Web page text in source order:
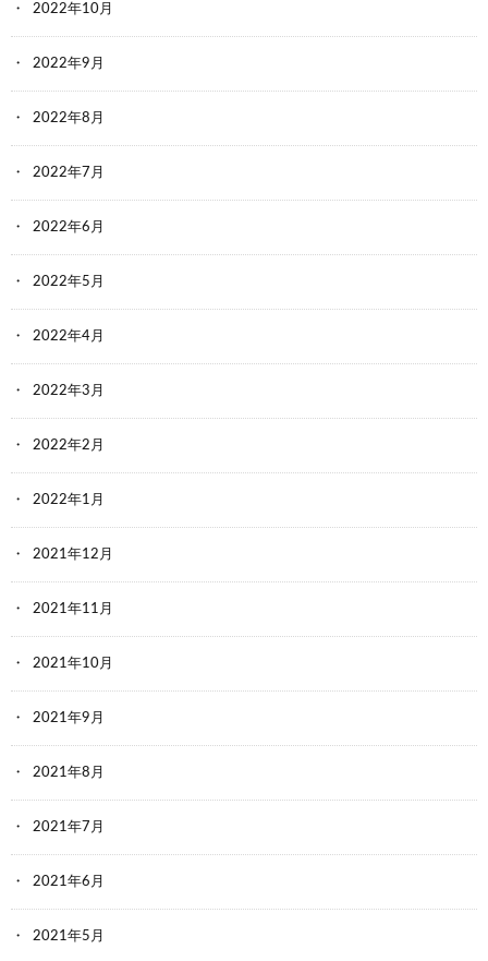
2022年10月
2022年9月
2022年8月
2022年7月
2022年6月
2022年5月
2022年4月
2022年3月
2022年2月
2022年1月
2021年12月
2021年11月
2021年10月
2021年9月
2021年8月
2021年7月
2021年6月
2021年5月